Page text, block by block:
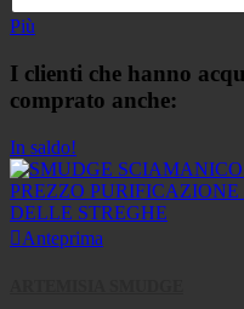
Più
I clienti che hanno
comprato anche:
In saldo!
Anteprima